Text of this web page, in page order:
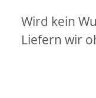
Wird kein
Liefern wir